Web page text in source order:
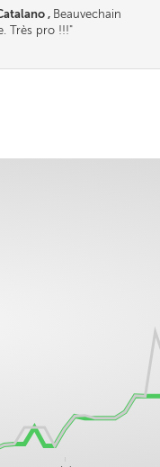
bas d'une bonne central
. Merci ***
, Beauvechain
Très pro !!!